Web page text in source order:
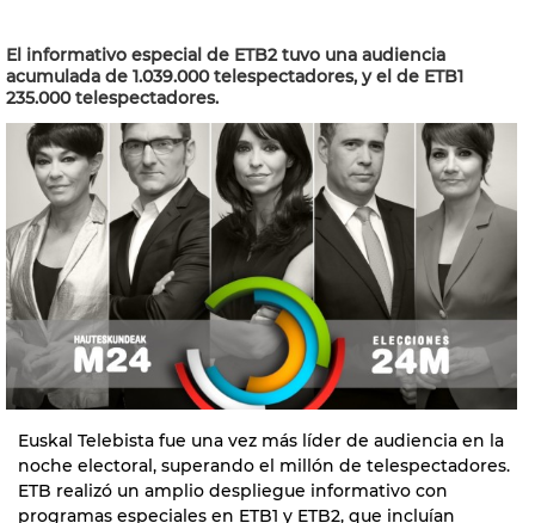
El informativo especial de ETB2 tuvo una audiencia
acumulada de 1.039.000 telespectadores, y el de ETB1
235.000 telespectadores.
Euskal Telebista fue una vez más líder de audiencia en la
noche electoral, superando el millón de telespectadores.
ETB realizó un amplio despliegue informativo con
programas especiales en ETB1 y ETB2, que incluían